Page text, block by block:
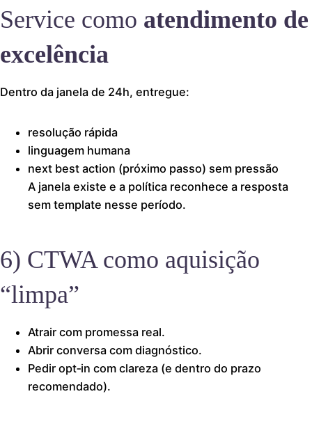
Service como atendimento de
excelência
Dentro da janela de 24h, entregue:
resolução rápida
linguagem humana
next best action (próximo passo) sem pressão
A janela existe e a política reconhece a resposta
sem template nesse período.
6) CTWA como aquisição
“limpa”
Atrair com promessa real.
Abrir conversa com diagnóstico.
Pedir opt‑in com clareza (e dentro do prazo
recomendado).